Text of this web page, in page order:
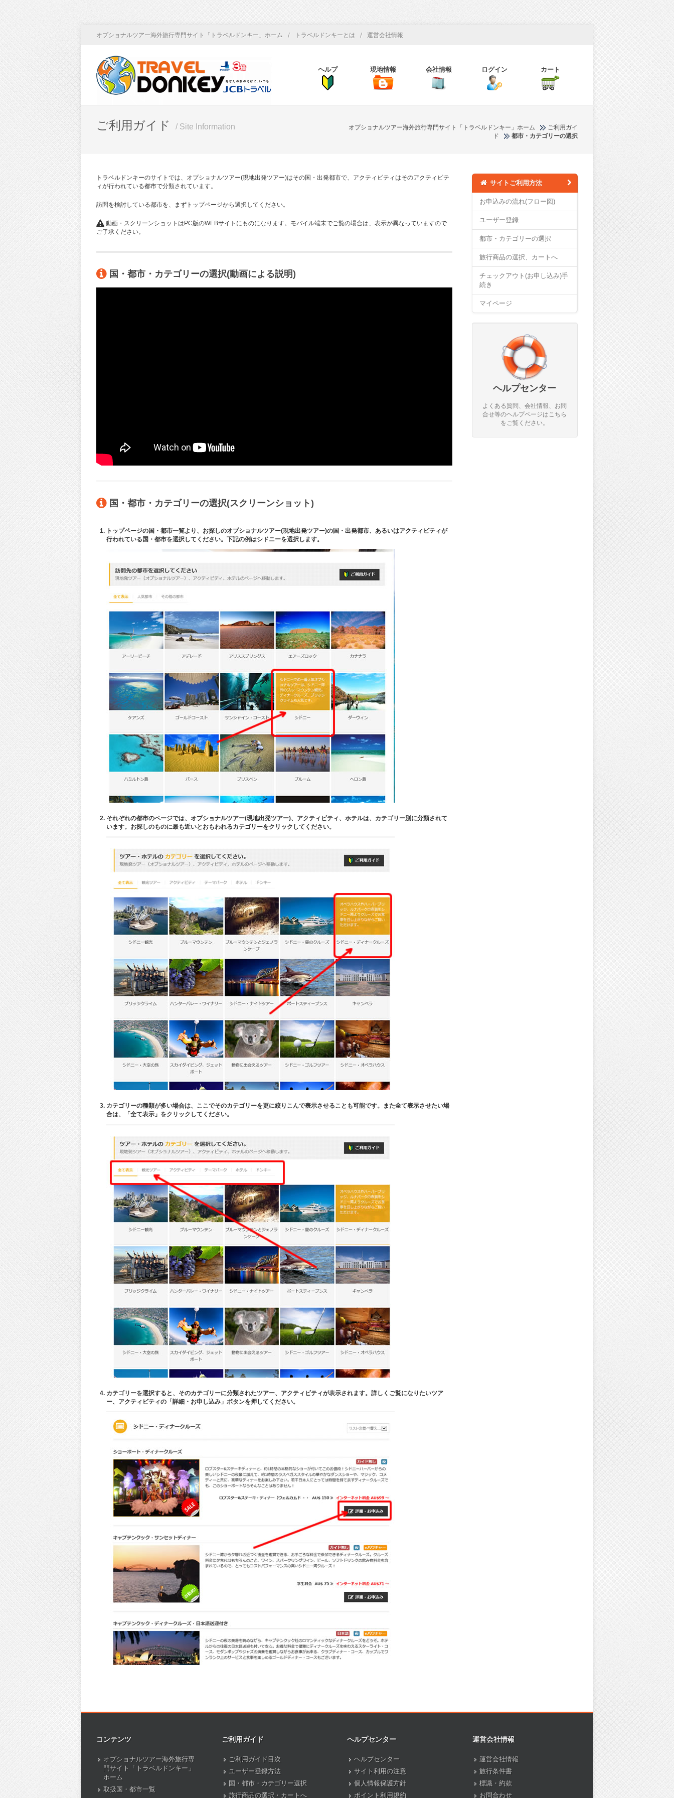
オプショナルツアー海外旅行専門サイト「トラベルドンキー」ホーム / トラベルドンキーとは / 運営会社情報
ヘルプ 現地情報 会社情報 ログイン カート
ご利用ガイド / Site Information オプショナルツアー海外旅行専門サイト「トラベルドンキー」ホーム
ご利用ガイ
ド
都市・カテゴリーの選択
トラベルドンキーのサイトでは、オプショナルツアー(現地出発ツアー)はその国・出発都市で、アクティビティはそのアクティビテ
ィが行われている都市で分類されています。
訪問を検討している都市を、まずトップページから選択してください。
動画・スクリーンショットはPC版のWEBサイトにものになります。モバイル端末でご覧の場合は、表示が異なっていますので
ご了承ください。
国・都市・カテゴリーの選択(動画による説明)
国・都市・カテゴリーの選択(スクリーンショット)
トップページの国・都市一覧より、お探しのオプショナルツアー(現地出発ツアー)の国・出発都市、あるいはアクティビティが
行われている国・都市を選択してください。下記の例はシドニーを選択します。
それぞれの都市のページでは、オプショナルツアー(現地出発ツアー)、アクティビティ、ホテルは、カテゴリー別に分類されて
います。お探しのものに最も近いとおもわれるカテゴリーをクリックしてください。
カテゴリーの種類が多い場合は、ここでそのカテゴリーを更に絞りこんで表示させることも可能です。また全て表示させたい場
合は、「全て表示」をクリックしてください。
カテゴリーを選択すると、そのカテゴリーに分類されたツアー、アクティビティが表示されます。詳しくご覧になりたいツア
ー、アクティビティの「詳細・お申し込み」ボタンを押してください。
サイトご利用方法
お申込みの流れ(フロー図)
ユーザー登録
都市・カテゴリーの選択
旅行商品の選択、カートへ
チェックアウト(お申し込み)手
続き
マイページ
ヘルプセンター
よくある質問、会社情報、お問
合せ等のヘルプページはこちら
をご覧ください。
コンテンツ
オプショナルツアー海外旅行専
門サイト「トラベルドンキー」
ホーム
取扱国・都市一覧
ご利用ガイド
ご利用ガイド目次
ユーザー登録方法
国・都市・カテゴリー選択
旅行商品の選択・カートへ
ヘルプセンター
ヘルプセンター
サイト利用の注意
個人情報保護方針
ポイント利用規約
運営会社情報
運営会社情報
旅行条件書
標識・約款
お問合わせ